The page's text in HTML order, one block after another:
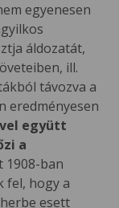
egyenesen
áldozatát,
ill.
távozva a
eredményesen
együtt
a
1908-ban
fel, hogy a
esett